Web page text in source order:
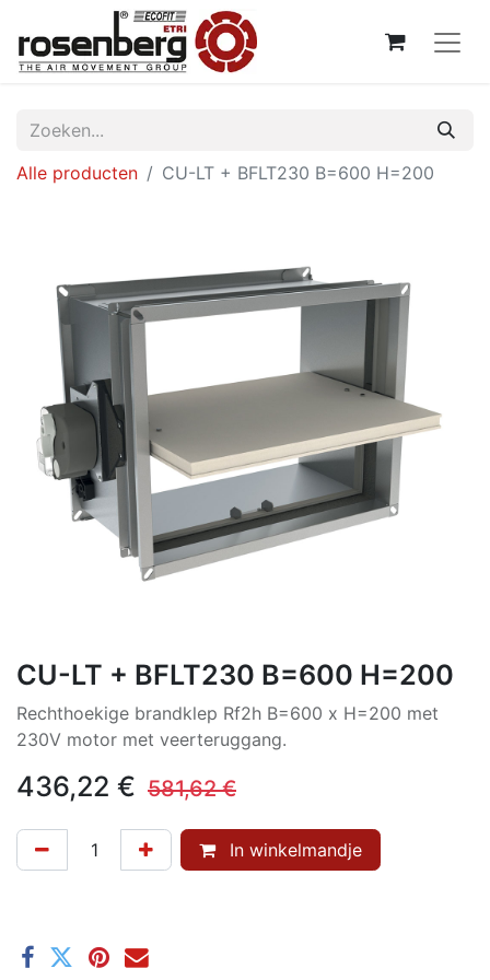
Alle producten CU-LT + BFLT230 B=600 H=200
CU-LT + BFLT230 B=600 H=200
Rechthoekige brandklep Rf2h B=600 x H=200 met
230V motor met veerteruggang.
436,22 € 581,62€
In winkelmandje